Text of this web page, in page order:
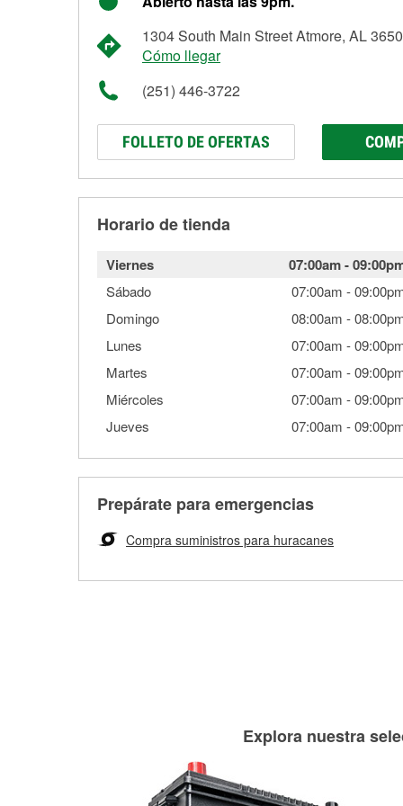
1304 South Main Street Atmore, AL
Cómo llegar
(251) 446-3722
FOLLETO DE OFERTAS
Horario de tienda
Viernes 07:00am-
Sábado 07:00am -
Domingo
08:00am -
Lunes
07:00am -
Martes
07:00am -
Miércoles
07:00am -
Jueves
07:00am -
Prepárate para emergencias
Compra suministros para huracanes
Explora nuestra